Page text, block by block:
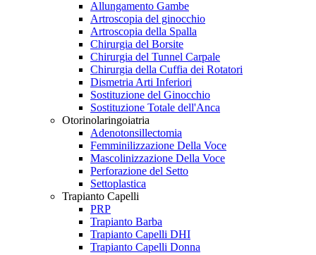
Allungamento Gambe
Artroscopia del ginocchio
Artroscopia della Spalla
Chirurgia del Borsite
Chirurgia del Tunnel Carpale
Chirurgia della Cuffia dei Rotatori
Dismetria Arti Inferiori
Sostituzione del Ginocchio
Sostituzione Totale dell'Anca
Otorinolaringoiatria
Adenotonsillectomia
Femminilizzazione Della Voce
Mascolinizzazione Della Voce
Perforazione del Setto
Settoplastica
Trapianto Capelli
PRP
Trapianto Barba
Trapianto Capelli DHI
Trapianto Capelli Donna